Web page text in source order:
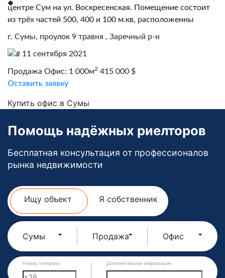
центре Сум на ул. Воскресенская. Помещение состоит
из трёх частей 500, 400 и 100 м.кв, расположенны
г. Сумы, проулок 9 травня , Заречный р-н
11 сентября 2021
Продажа Офис: 1 000м2 415 000 $
Оставить заявку
Купить офис в Сумы
Помощь надёжных риелторов
Бесплатная консультация от профессионалов
рынка недвижимости
Ищу объект Я собственник
Сумы Продажа Офис
Номер телефона Дополнительная информация